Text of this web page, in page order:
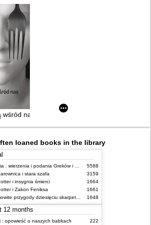
nas
loaned books in the library
5588
i stara szafa
3159
i insygnia śmierci
1664
i Zakon Feniksa
1661
1648
12 months
: opowieść o naszych babkach
222